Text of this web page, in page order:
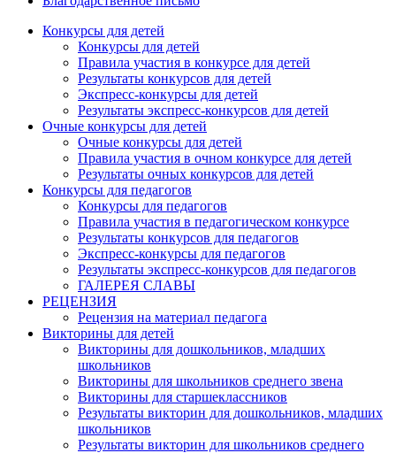
Конкурсы для детей
Конкурсы для детей
Правила участия в конкурсе для детей
Результаты конкурсов для детей
Экспресс-конкурсы для детей
Результаты экспресс-конкурсов для детей
Очные конкурсы для детей
Очные конкурсы для детей
Правила участия в очном конкурсе для детей
Результаты очных конкурсов для детей
Конкурсы для педагогов
Конкурсы для педагогов
Правила участия в педагогическом конкурсе
Результаты конкурсов для педагогов
Экспресс-конкурсы для педагогов
Результаты экспресс-конкурсов для педагогов
ГАЛЕРЕЯ СЛАВЫ
РЕЦЕНЗИЯ
Рецензия на материал педагога
Викторины для детей
Викторины для дошкольников, младших
школьников
Викторины для школьников среднего звена
Викторины для старшеклассников
Результаты викторин для дошкольников, младших
школьников
Результаты викторин для школьников среднего
Анонсы конкурсов
Подпишитесь на анонсы сегодня и узнавайте
первыми о самом важном.
Организация